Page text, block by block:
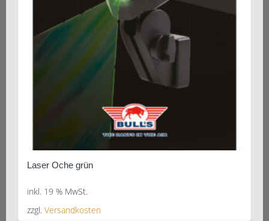
Laser Oche grün
inkl. 19 % MwSt.
zzgl. Versandkosten